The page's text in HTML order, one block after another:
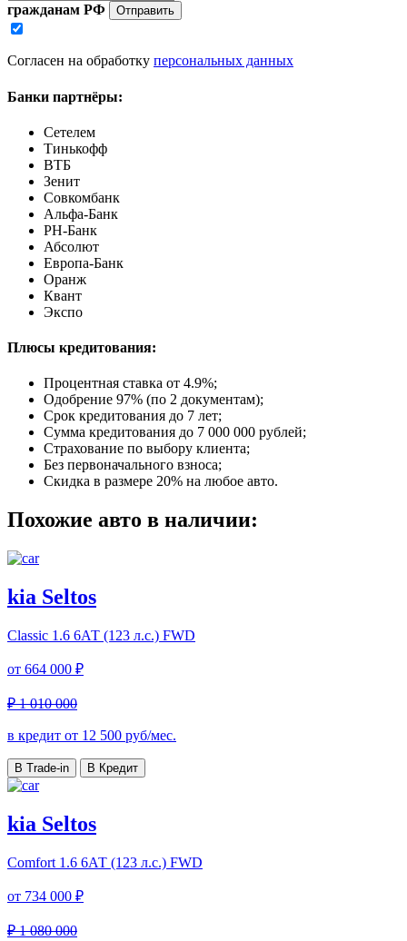
гражданам РФ
Отправить
Согласен на обработку персональных данных
Банки партнёры:
Сетелем
Тинькофф
ВТБ
Зенит
Совкомбанк
Альфа-Банк
РН-Банк
Абсолют
Европа-Банк
Оранж
Квант
Экспо
Плюсы кредитования:
Процентная ставка от 4.9%;
Одобрение 97% (по 2 документам);
Срок кредитования до 7 лет;
Сумма кредитования до 7 000 000 рублей;
Страхование по выбору клиента;
Без первоначального взноса;
Скидка в размере 20% на любое авто.
Похожие авто в наличии:
kia Seltos
Classic 1.6 6АТ (123 л.с.) FWD
от 664 000 ₽
₽ 1 010 000
в кредит от 12 500 руб/мес.
В Trade-in В Кредит
kia Seltos
Comfort 1.6 6АТ (123 л.с.) FWD
от 734 000 ₽
₽ 1 080 000